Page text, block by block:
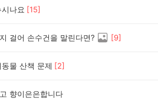
나요 [15]
걸어 손수건을 말린다면? [9]
물 산책 문제 [2]
향이은은합니다